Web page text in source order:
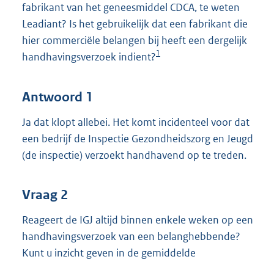
fabrikant van het geneesmiddel CDCA, te weten
Leadiant? Is het gebruikelijk dat een fabrikant die
hier commerciële belangen bij heeft een dergelijk
handhavingsverzoek indient?1
Antwoord 1
Ja dat klopt allebei. Het komt incidenteel voor dat
een bedrijf de Inspectie Gezondheidszorg en Jeugd
(de inspectie) verzoekt handhavend op te treden.
Vraag 2
Reageert de IGJ altijd binnen enkele weken op een
handhavingsverzoek van een belanghebbende?
Kunt u inzicht geven in de gemiddelde